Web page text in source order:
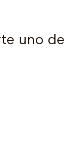
uno de